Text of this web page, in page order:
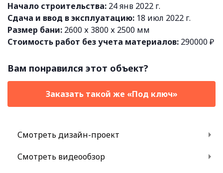
Начало строительства: 24 янв 2022 г.
Сдача и ввод в эксплуатацию: 18 июл 2022 г.
Размер бани: 2600 х 3800 х 2500 мм
Стоимость работ без учета материалов: 290000 ₽
Вам понравился этот объект?
Заказать такой же «Под ключ»
Смотреть дизайн-проект
Смотреть видеообзор